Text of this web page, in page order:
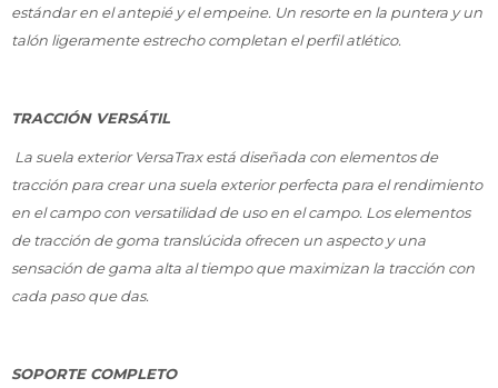
estándar en el antepié y el empeine. Un resorte en la puntera y un
talón ligeramente estrecho completan el perfil atlético.
TRACCIÓN VERSÁTIL
La suela exterior VersaTrax está diseñada con elementos de
tracción para crear una suela exterior perfecta para el rendimiento
en el campo con versatilidad de uso en el campo. Los elementos
de tracción de goma translúcida ofrecen un aspecto y una
sensación de gama alta al tiempo que maximizan la tracción con
cada paso que das.
SOPORTE COMPLETO